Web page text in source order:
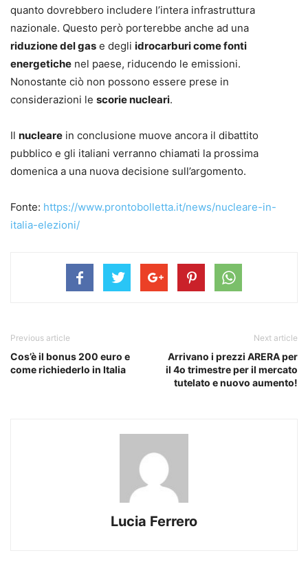
quanto dovrebbero includere l’intera infrastruttura
nazionale. Questo però porterebbe anche ad una
riduzione del gas e degli idrocarburi come fonti
energetiche nel paese, riducendo le emissioni.
Nonostante ciò non possono essere prese in
considerazioni le scorie nucleari.
Il nucleare in conclusione muove ancora il dibattito
pubblico e gli italiani verranno chiamati la prossima
domenica a una nuova decisione sull’argomento.
Fonte: https://www.prontobolletta.it/news/nucleare-in-
italia-elezioni/
Previous article
Cos’è il bonus 200 euro e
come richiederlo in Italia
Next article
Arrivano i prezzi ARERA per
il 4o trimestre per il mercato
tutelato e nuovo aumento!
Lucia Ferrero